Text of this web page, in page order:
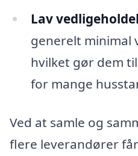
Lav
generelt minimal
hvilket gør dem
for mange
Ved at samle og
flere leverandører